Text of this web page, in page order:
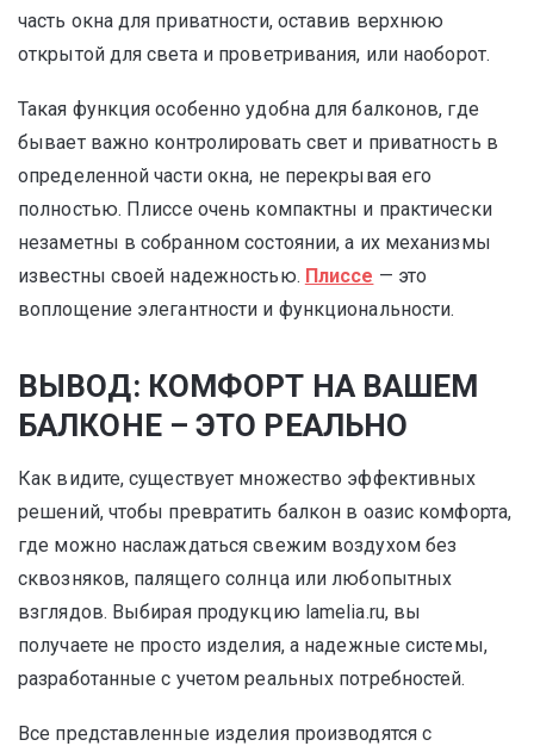
часть окна для приватности, оставив верхнюю
открытой для света и проветривания, или наоборот.
Такая функция особенно удобна для балконов, где
бывает важно контролировать свет и приватность в
определенной части окна, не перекрывая его
полностью. Плиссе очень компактны и практически
незаметны в собранном состоянии, а их механизмы
известны своей надежностью. Плиссе — это
воплощение элегантности и функциональности.
ВЫВОД: КОМФОРТ НА ВАШЕМ
БАЛКОНЕ – ЭТО РЕАЛЬНО
Как видите, существует множество эффективных
решений, чтобы превратить балкон в оазис комфорта,
где можно наслаждаться свежим воздухом без
сквозняков, палящего солнца или любопытных
взглядов. Выбирая продукцию lamelia.ru, вы
получаете не просто изделия, а надежные системы,
разработанные с учетом реальных потребностей.
Все представленные изделия производятся с